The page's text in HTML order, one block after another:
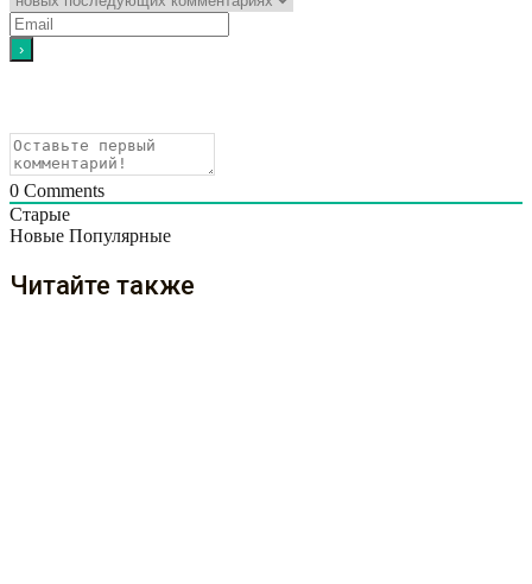
0 Comments
Старые
Новые Популярные
Читайте также